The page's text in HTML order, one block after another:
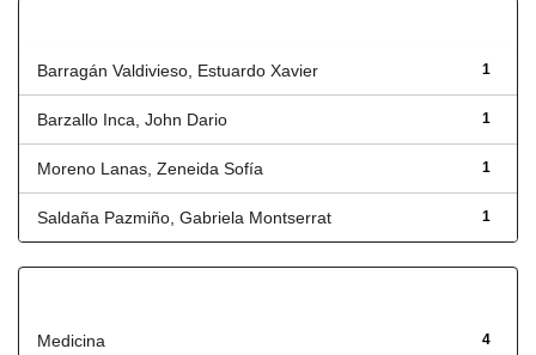
1
Barragán Valdivieso, Estuardo Xavier
1
Barzallo Inca, John Dario
1
Moreno Lanas, Zeneida Sofía
1
Saldaña Pazmiño, Gabriela Montserrat
4
Medicina